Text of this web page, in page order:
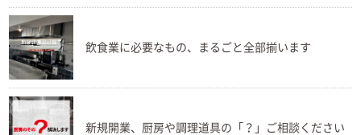
飲食業に必要なもの、まるごと全部揃います
新規開業、厨房や調理道具の「？」ご相談ください